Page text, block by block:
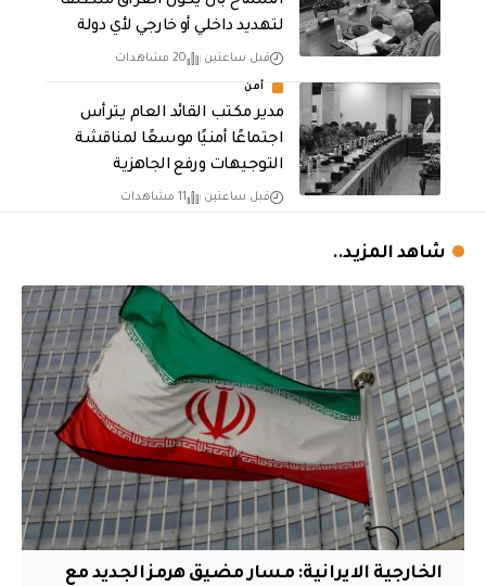
لتهديد داخلي أو خارجي لأي دولة
قبل ساعتين 20 مشاهدات
أمن
مدير مكتب القائد العام يترأس
اجتماعًا أمنيًا موسعًا لمناقشة
التوجيهات ورفع الجاهزية
قبل ساعتين 11 مشاهدات
شاهد المزيد..
الخارجية الايرانية: مسار مضيق هرمز الجديد مع